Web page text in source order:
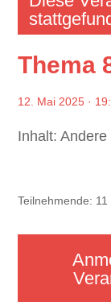
Thema
12. Mai 2025 ·
Inhalt: Andere
Teilnehmende: 11